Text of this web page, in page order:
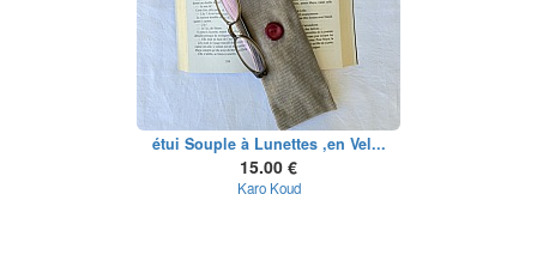
étui Souple à Lunettes ,en Vel...
15.00 €
Karo Koud